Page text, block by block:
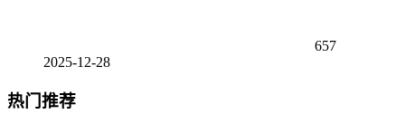
657
2025-12-28
热门推荐